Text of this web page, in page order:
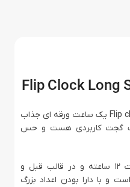
ساعت ورقه ای رومیزی مشکی Flip clock یک ساعت ورقه ای جذاب
گجت کاربردی هست و حس
این ساعت با نمایش زمان بصورت 12 ساعته و در قالب قبل و
و با دارا بودن اعداد بزرگ